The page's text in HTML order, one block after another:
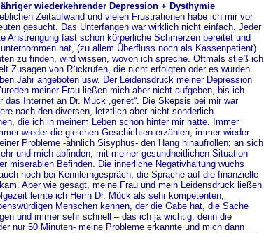
wiederkehrender Depression + Dysthymie
Zeitaufwand und vielen Frustrationen habe ich mir vor
gesucht. Das Unterfangen war wirklich nicht einfach. Jeder
Anstrengung fast schon körperliche Schmerzen bereitet und
hat, (zu allem Überfluss noch als Kassenpatient)
zu finden, wird wissen, wovon ich spreche. Oftmals stieß ich
Zusagen von Rückrufen, die nicht erfolgten oder es wurden
Jahr angeboten usw. Der Leidensdruck meiner Depression
meiner Frau ließen mich aber nicht aufgeben, bis ich
das Internet an Dr. Mück „geriet“. Die Skepsis bei mir war
nach den diversen, letztlich aber nicht sonderlich
die ich in meinem Leben schon hinter mir hatte. Immer
wieder die gleichen Geschichten erzählen, immer wieder
Probleme -ähnlich Sisyphus- den Hang hinaufrollen; an sich
und mich abfinden, mit meiner gesundheitlichen Situation
miserablen Befinden. Die innerliche Negativhaltung wuchs
noch bei Kennlerngespräch, die Sprache auf die finanzielle
Aber wie gesagt, meine Frau und mein Leidensdruck ließen
lernte ich Herrn Dr. Mück als sehr kompetenten,
Menschen kennen, der die Gabe hat, die Sache
und immer sehr schnell – das ich ja wichtig, denn die
nur 50 Minuten- meine Probleme erkannte und mich dann